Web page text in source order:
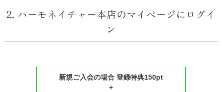
2. ハーモネイチャー本店のマイページにログイ
ン
新規ご入会の場合 登録特典150pt
+